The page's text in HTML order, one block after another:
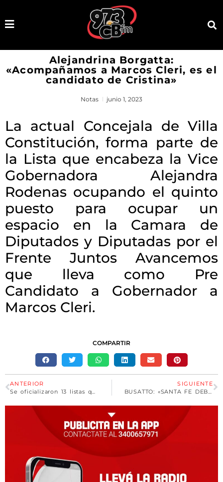
Alejandrina Borgatta:
«Acompañamos a Marcos Cleri, es el
candidato de Cristina»
Notas junio 1, 2023
La actual Concejala de Villa
Constitución, forma parte de
la Lista que encabeza la Vice
Gobernadora Alejandra
Rodenas ocupando el quinto
puesto para ocupar un
espacio en la Camara de
Diputados y Diputadas por el
Frente Juntos Avancemos
que lleva como Pre
Candidato a Gobernador a
Marcos Cleri.
COMPARTIR
ANTERIOR
Se oficializaron 13 listas que competirán por llegar a la Casa Gris
SIGUIENTE
BUSATTO: «SANTA FE DEBE RECUPERAR SU BANCA PÚBLICA»